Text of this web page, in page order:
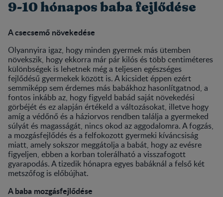
9-10 hónapos baba fejlődése
A csecsemő növekedése
Olyannyira igaz, hogy minden gyermek más ütemben
növekszik, hogy ekkorra már pár kilós és több centiméteres
különbségek is lehetnek még a teljesen egészséges
fejlődésű gyermekek között is. A kicsidet éppen ezért
semmiképp sem érdemes más babákhoz hasonlítgatnod, a
fontos inkább az, hogy figyeld babád saját növekedési
görbéjét és ez alapján értékeld a változásokat, illetve hogy
amíg a védőnő és a háziorvos rendben találja a gyermeked
súlyát és magasságát, nincs okod az aggodalomra. A fogzás,
a mozgásfejlődés és a felfokozott gyermeki kíváncsiság
miatt, amely sokszor meggátolja a babát, hogy az evésre
figyeljen, ebben a korban tolerálható a visszafogott
gyarapodás. A tizedik hónapra egyes babáknál a felső két
metszőfog is előbújhat.
A baba mozgásfejlődése